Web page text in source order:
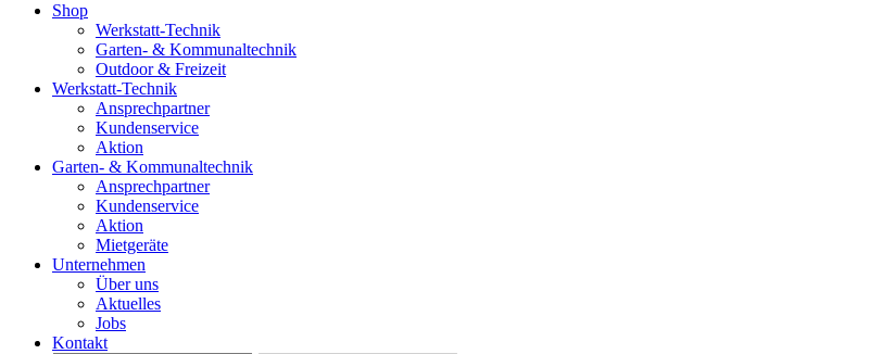
Shop
Werkstatt-Technik
Garten- & Kommunaltechnik
Outdoor & Freizeit
Werkstatt-Technik
Ansprechpartner
Kundenservice
Aktion
Garten- & Kommunaltechnik
Ansprechpartner
Kundenservice
Aktion
Mietgeräte
Unternehmen
Über uns
Aktuelles
Jobs
Kontakt